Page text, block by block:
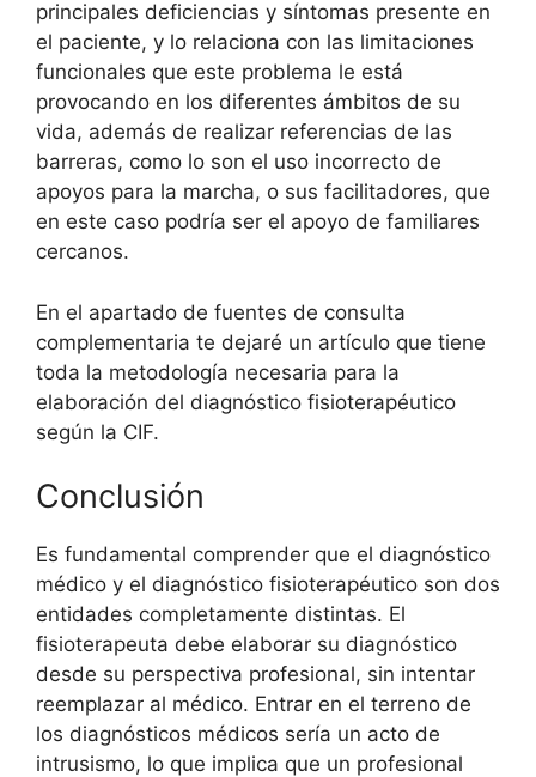
principales deficiencias y síntomas presente en
el paciente, y lo relaciona con las limitaciones
funcionales que este problema le está
provocando en los diferentes ámbitos de su
vida, además de realizar referencias de las
barreras, como lo son el uso incorrecto de
apoyos para la marcha, o sus facilitadores, que
en este caso podría ser el apoyo de familiares
cercanos.
En el apartado de fuentes de consulta
complementaria te dejaré un artículo que tiene
toda la metodología necesaria para la
elaboración del diagnóstico fisioterapéutico
según la CIF.
Conclusión
Es fundamental comprender que el diagnóstico
médico y el diagnóstico fisioterapéutico son dos
entidades completamente distintas. El
fisioterapeuta debe elaborar su diagnóstico
desde su perspectiva profesional, sin intentar
reemplazar al médico. Entrar en el terreno de
los diagnósticos médicos sería un acto de
intrusismo, lo que implica que un profesional